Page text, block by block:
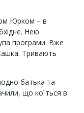
Юрком – в
Нею
програми. Вже
Тривають
батька та
що коїться в